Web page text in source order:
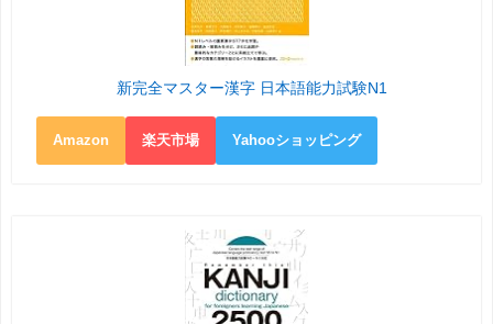
新完全マスター漢字 日本語能力試験N1
Amazon 楽天市場 Yahooショッピング